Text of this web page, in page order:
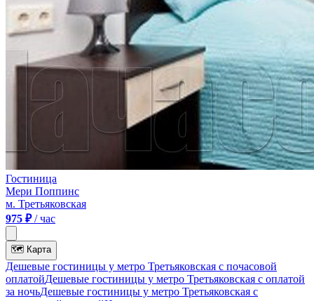
Гостиница
Мери Поппинс
м. Третьяковская
975 ₽/ час
🗺 Карта
Дешевые гостиницы у метро Третьяковская c почасовой
оплатойДешевые гостиницы у метро Третьяковская с оплатой
за ночьДешевые гостиницы у метро Третьяковская c